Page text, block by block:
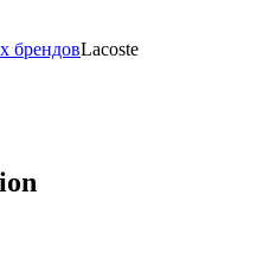
брендовLacoste